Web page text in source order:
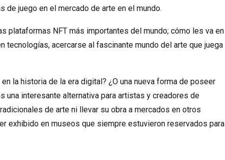
de juego en el mercado de arte en el mundo.
plataformas NFT más importantes del mundo; cómo les va en
acercarse al fascinante mundo del arte que juega
la historia de la era digital? ¿O una nueva forma de poseer
una interesante alternativa para artistas y creadores de
de arte ni llevar su obra a mercados en otros
exhibido en museos que siempre estuvieron reservados para